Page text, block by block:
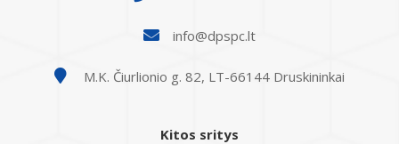
info@dpspc.lt
M.K. Čiurlionio g. 82, LT-66144 Druskininkai
Kitos sritys